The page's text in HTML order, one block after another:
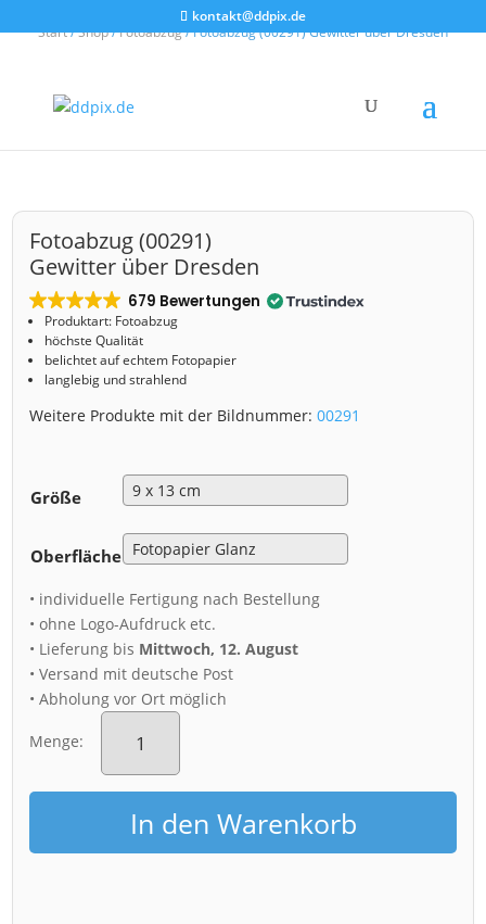
kontakt@ddpix.de
Start/Shop/Fotoabzug/ Fotoabzug (00291) Gewitter über Dresden
Fotoabzug (00291)
Gewitter über Dresden
679 Bewertungen
Produktart: Fotoabzug
höchste Qualität
belichtet auf echtem Fotopapier
langlebig und strahlend
Weitere Produkte mit der Bildnummer:00291
Größe
Oberfläche
• individuelle Fertigung nach Bestellung
• ohne Logo-Aufdruck etc.
• Lieferung bis Mittwoch, 12. August
• Versand mit deutsche Post
• Abholung vor Ort möglich
Menge:
Fotoabzug
(00291)
über
Dresden
MengeIn den Warenkorb